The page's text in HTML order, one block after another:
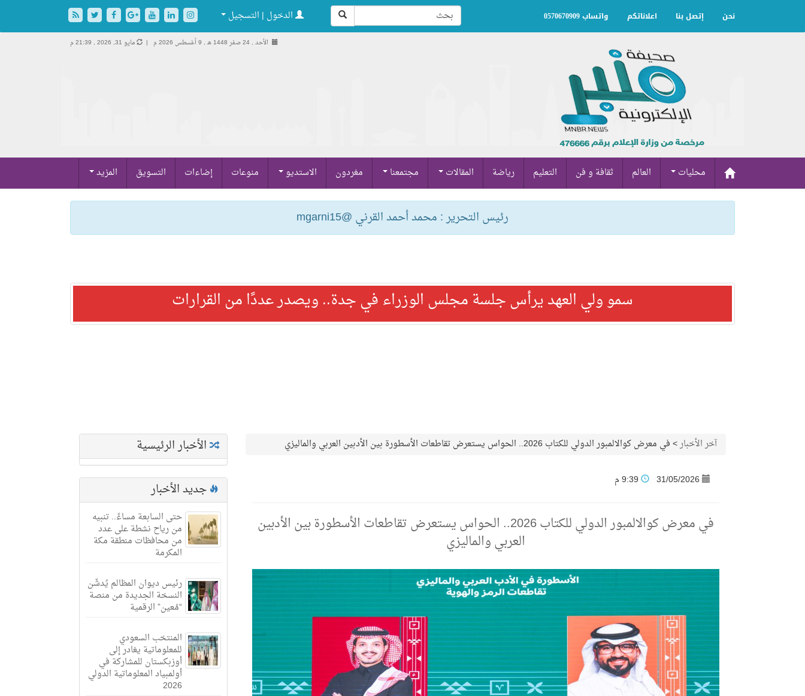
نحن إتصل بنا اعلاناتكم واتساب 0570670909 الدخول | التسجيل
الأحد , 24 صفر 1448 هـ , 9 أغسطس 2026 م | مايو 31, 2026 , 21:39 م
محليات العالم ثقافة و فن التعليم رياضة المقالات مجتمعنا مغردون الاستديو منوعات إضاءات التسويق المزيد
رئيس التحرير : محمد أحمد القرني @mgarni15
سمو ولي العهد يرأس جلسة مجلس الوزراء في جدة.. ويصدر عددًا من القرارات
الأخبار الرئيسية
جديد الأخبار
حتى السابعة مساءً.. تنبيه
من رياح نشطة على عدد
من محافظات منطقة مكة
المكرمة
رئيس ديوان المظالم يُدشّن
النسخة الجديدة من منصة
“مُعين” الرقمية
المنتخب السعودي
للمعلوماتية يغادر إلى
أوزبكستان للمشاركة في
أولمبياد المعلوماتية الدولي
2026
آخر الأخبار>في معرض كوالالمبور الدولي للكتاب 2026.. الحواس يستعرض تقاطعات الأسطورة بين الأدبين العربي والماليزي
31/05/2026
في معرض كوالالمبور الدولي للكتاب 2026.. الحواس يستعرض تقاطعات الأسطورة بين الأدبين
العربي والماليزي